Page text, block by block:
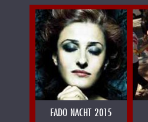
FADO NACHT 2015